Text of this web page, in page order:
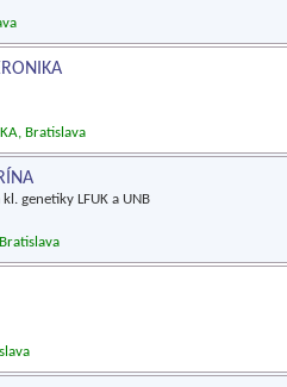
Bratislava
genetiky LFUK a UNB